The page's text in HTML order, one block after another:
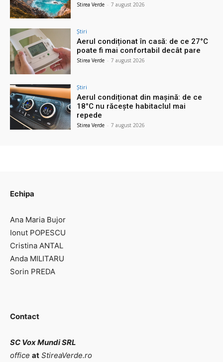
Stirea Verde - 7 august 2026
Știri
Aerul condiționat în casă: de ce 27°C
poate fi mai confortabil decât pare
Stirea Verde - 7 august 2026
Știri
Aerul condiționat din mașină: de ce
18°C nu răcește habitaclul mai
repede
Stirea Verde - 7 august 2026
Echipa
Ana Maria Bujor
Ionut POPESCU
Cristina ANTAL
Anda MILITARU
Sorin PREDA
Contact
SC Vox Mundi SRL
office at StireaVerde.ro